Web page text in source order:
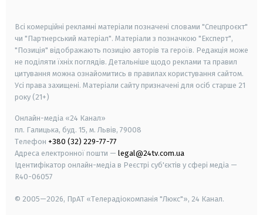
Всі комерційні рекламні матеріали позначені словами "Спецпроєкт"
чи "Партнерський матеріал". Матеріали з позначкою "Експерт",
"Позиція" відображають позицію авторів та героїв. Редакція може
не поділяти їхніх поглядів. Детальніше щодо реклами та правил
цитування можна ознайомитись в правилах користування сайтом.
Усі права захищені. Матеріали сайту призначені для осіб старше 21
року (21+)
Онлайн-медіа «24 Канал»
пл. Галицька, буд. 15, м. Львів, 79008
Телефон +380 (32) 229-77-77
Адреса електронної пошти — legal@24tv.com.ua
Ідентифікатор онлайн-медіа в Реєстрі суб'єктів у сфері медіа —
R40-06057
© 2005—2026, ПрАТ «Телерадіокомпанія "Люкс"», 24 Канал.